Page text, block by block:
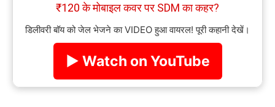
₹120 के मोबाइल कवर पर SDM का कहर?
डिलीवरी बॉय को जेल भेजने का VIDEO हुआ वायरल! पूरी कहानी देखें।
▶ Watch on YouTube